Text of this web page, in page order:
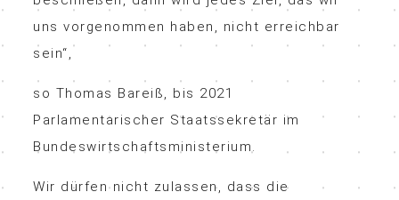
uns vorgenommen haben, nicht erreichbar
sein“,
so Thomas Bareiß, bis 2021
Parlamentarischer Staatssekretär im
Bundeswirtschaftsministerium.
Wir dürfen nicht zulassen, dass die